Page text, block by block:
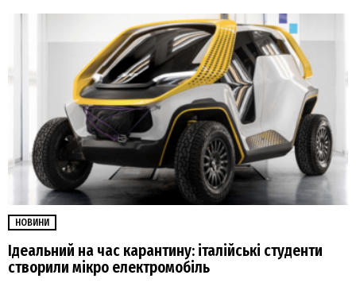
НОВИНИ
Ідеальний на час карантину: італійські студенти
створили мікро електромобіль